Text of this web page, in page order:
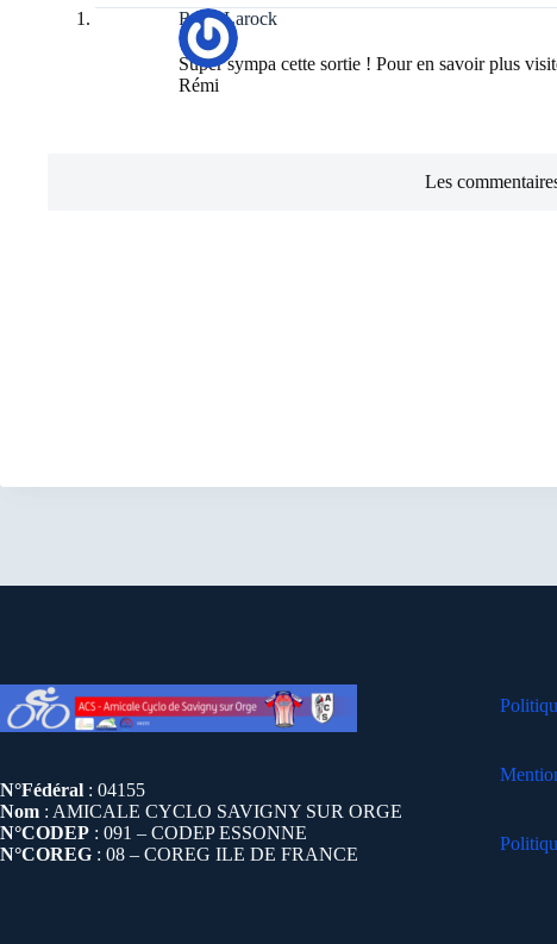
Rémi Larock
Super sympa cette sortie ! Pour en savoir plus
Rémi
Les
N°Fédéral : 04155
Nom : AMICALE CYCLO SAVIGNY SUR ORGE
N°CODEP : 091 – CODEP ESSONNE
N°COREG : 08 – COREG ILE DE FRANCE